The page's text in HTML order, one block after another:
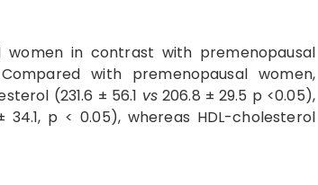
women in contrast with premenopausal
with premenopausal women,
(231.6 ± 56.1 vs206.8 ± 29.5 p <0.05),
± 34.1, p < 0.05), whereas HDL-cholesterol